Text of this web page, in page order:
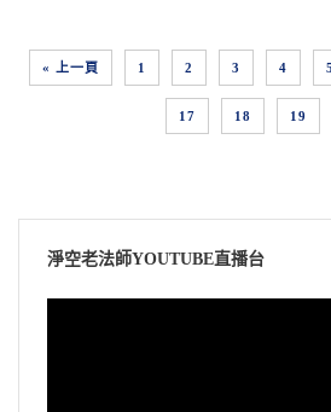
« 上一頁 1 2 3 4 5
17 18 19
淨空老法師YOUTUBE直播台